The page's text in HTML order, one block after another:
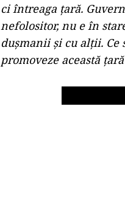
ci întreaga țară.
nefolositor, nu e în
dușmanii și cu alții.
promoveze această